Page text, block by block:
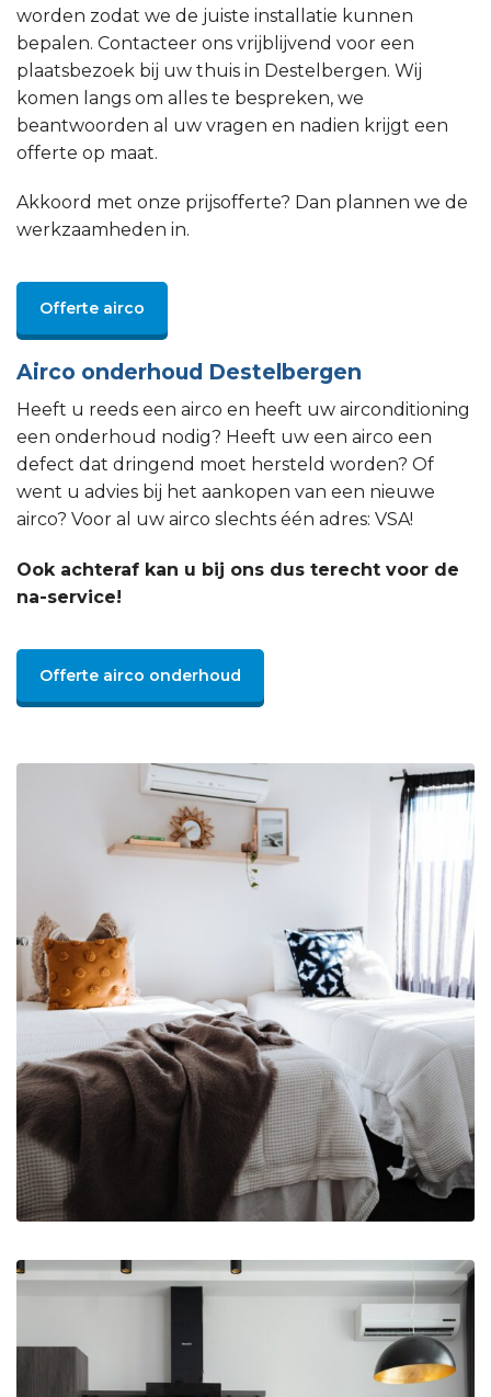
worden zodat we de juiste installatie kunnen
bepalen. Contacteer ons vrijblijvend voor een
plaatsbezoek bij uw thuis in Destelbergen. Wij
komen langs om alles te bespreken, we
beantwoorden al uw vragen en nadien krijgt een
offerte op maat.
Akkoord met onze prijsofferte? Dan plannen we de
werkzaamheden in.
Offerte airco
Airco onderhoud Destelbergen
Heeft u reeds een airco en heeft uw airconditioning
een onderhoud nodig? Heeft uw een airco een
defect dat dringend moet hersteld worden? Of
went u advies bij het aankopen van een nieuwe
airco? Voor al uw airco slechts één adres: VSA!
Ook achteraf kan u bij ons dus terecht voor de
na-service!
Offerte airco onderhoud